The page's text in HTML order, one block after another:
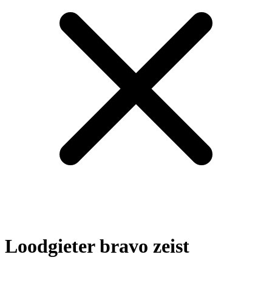
Loodgieter bravo zeist